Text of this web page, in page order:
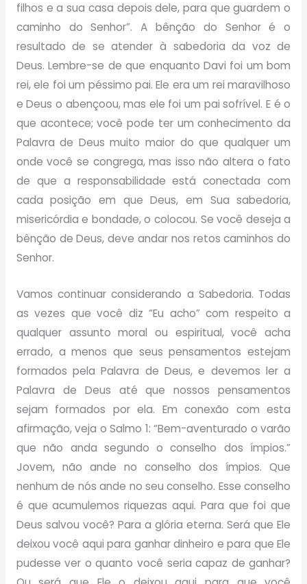
filhos e a sua casa depois dele, para que guardem o
caminho do Senhor”. A bênção do Senhor é o
resultado de se atender à sabedoria da voz de
Deus. Lembre-se de que enquanto Davi foi um bom
rei, ele foi um péssimo pai. Ele era um rei maravilhoso
e Deus o abençoou, mas ele foi um pai sofrível. E é o
que acontece; você pode ter um conhecimento da
Palavra de Deus muito maior do que qualquer um
onde você se congrega, mas isso não altera o fato
de que a responsabilidade está conectada com
cada posição em que Deus, em Sua sabedoria,
misericórdia e bondade, o colocou. Se você deseja a
bênção de Deus, deve andar nos retos caminhos do
Senhor.
Vamos continuar considerando a Sabedoria. Todas
as vezes que você diz “Eu acho” com respeito a
qualquer assunto moral ou espiritual, você acha
errado, a menos que seus pensamentos estejam
formados pela Palavra de Deus, e devemos ler a
Palavra de Deus até que nossos pensamentos
sejam formados por ela. Em conexão com esta
afirmação, veja o Salmo 1: “Bem-aventurado o varão
que não anda segundo o conselho dos ímpios.”
Jovem, não ande no conselho dos ímpios. Que
nenhum de nós ande no seu conselho. Esse conselho
é que acumulemos riquezas aqui. Para que foi que
Deus salvou você? Para a glória eterna. Será que Ele
deixou você aqui para ganhar dinheiro e para que Ele
pudesse ver o quanto você seria capaz de ganhar?